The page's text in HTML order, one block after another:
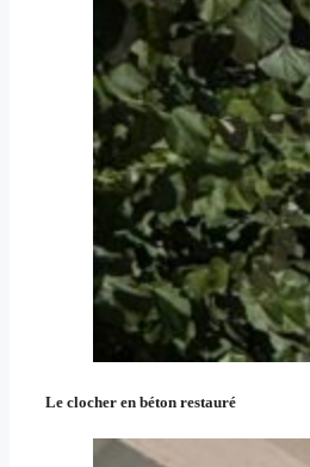
Le clocher en béton restauré